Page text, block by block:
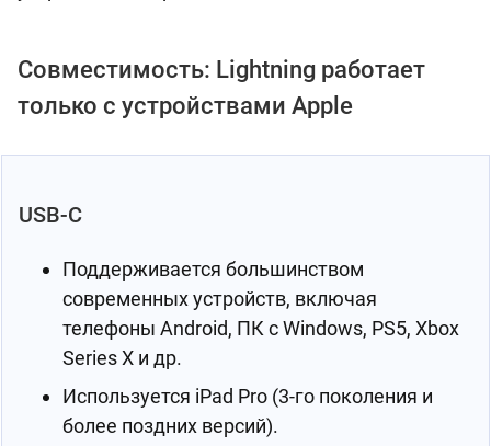
Совместимость: Lightning работает
только с устройствами Apple
USB-C
Поддерживается большинством
современных устройств, включая
телефоны Android, ПК с Windows, PS5, Xbox
Series X и др.
Используется iPad Pro (3-го поколения и
более поздних версий).